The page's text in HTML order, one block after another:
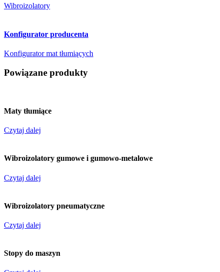
Wibroizolatory
Konfigurator producenta
Konfigurator mat tłumiących
Powiązane produkty
Maty tłumiące
Czytaj dalej
Wibroizolatory gumowe i gumowo-metalowe
Czytaj dalej
Wibroizolatory pneumatyczne
Czytaj dalej
Stopy do maszyn